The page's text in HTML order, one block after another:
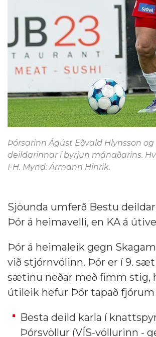
Þórsarinn Ágúst Eðvald Hlynsson
deildarinnar í byrjun mánaðarins.
FH. Mynd: Ármann Hinrik.
Sjöunda umferð Bestu
Þór á heimavelli, en KA á
Þór á heimaleik gegn
við stjórnvölinn. Þór er í 9.
sætinu neðar með fimm stig,
útileik hefur Þór tapað
Besta deild karla í
Þórsvöllur (VÍS-völlurinn -